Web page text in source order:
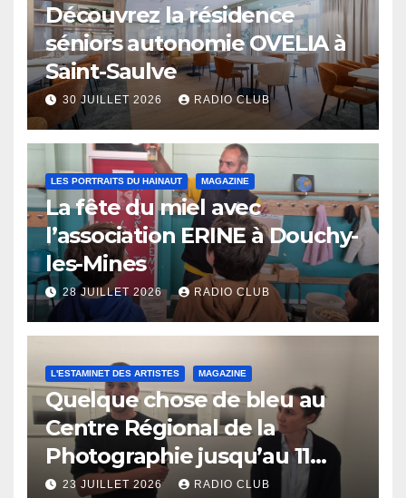
Découvrez la résidence
séniors autonomie OVELIA à
Saint-Saulve
30 JUILLET 2026 RADIO CLUB
LES PORTRAITS DU HAINAUT MAGAZINE
La fête du miel avec
l’association ERINE à Douchy-
les-Mines
28 JUILLET 2026 RADIO CLUB
L'ESTAMINET DES ARTISTES MAGAZINE
Quelque chose de bleu au
Centre Régional de la
Photographie jusqu’au 11
octobre
23 JUILLET 2026 RADIO CLUB